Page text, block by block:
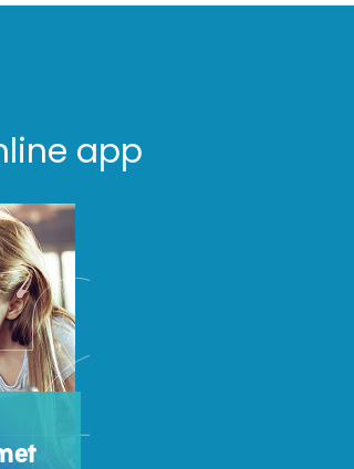
app